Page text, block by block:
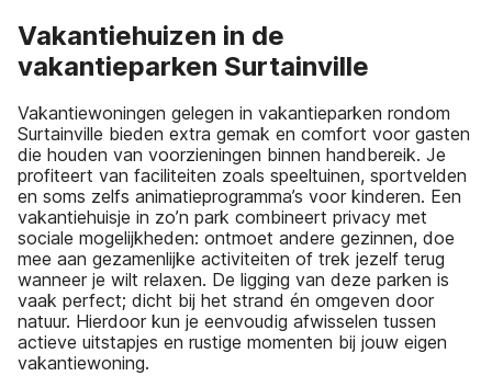
Vakantiehuizen in de
vakantieparken Surtainville
Vakantiewoningen gelegen in vakantieparken rondom
Surtainville bieden extra gemak en comfort voor gasten
die houden van voorzieningen binnen handbereik. Je
profiteert van faciliteiten zoals speeltuinen, sportvelden
en soms zelfs animatieprogramma’s voor kinderen. Een
vakantiehuisje in zo’n park combineert privacy met
sociale mogelijkheden: ontmoet andere gezinnen, doe
mee aan gezamenlijke activiteiten of trek jezelf terug
wanneer je wilt relaxen. De ligging van deze parken is
vaak perfect; dicht bij het strand én omgeven door
natuur. Hierdoor kun je eenvoudig afwisselen tussen
actieve uitstapjes en rustige momenten bij jouw eigen
vakantiewoning.